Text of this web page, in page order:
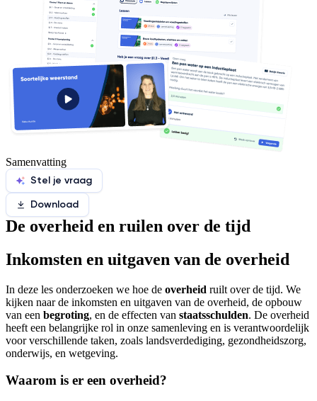
Samenvatting
Stel je vraag
Download
De overheid en ruilen over de tijd
Inkomsten en uitgaven van de overheid
In deze les onderzoeken we hoe de overheid ruilt over de tijd. We
kijken naar de inkomsten en uitgaven van de overheid, de opbouw
van een begroting, en de effecten van staatsschulden. De overheid
heeft een belangrijke rol in onze samenleving en is verantwoordelijk
voor verschillende taken, zoals landsverdediging, gezondheidszorg,
onderwijs, en wetgeving.
Waarom is er een overheid?